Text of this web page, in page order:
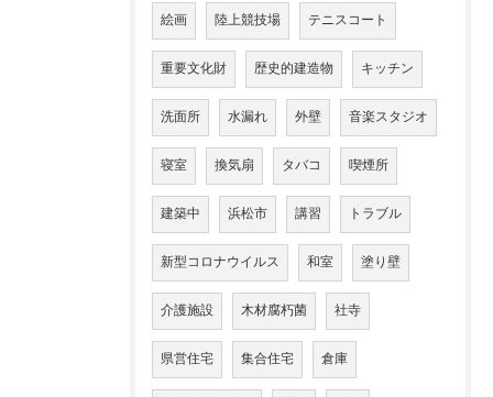
絵画 陸上競技場 テニスコート
重要文化財 歴史的建造物 キッチン
洗面所 水漏れ 外壁 音楽スタジオ
寝室 換気扇 タバコ 喫煙所
建築中 浜松市 講習 トラブル
新型コロナウイルス 和室 塗り壁
介護施設 木材腐朽菌 社寺
県営住宅 集合住宅 倉庫